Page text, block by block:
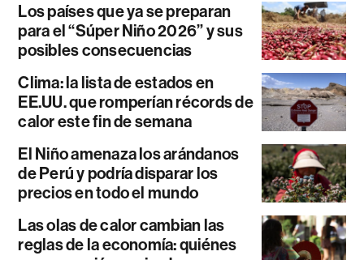
Los países que ya se preparan
para el “Súper Niño 2026” y sus
posibles consecuencias
Clima: la lista de estados en
EE.UU. que romperían récords de
calor este fin de semana
El Niño amenaza los arándanos
de Perú y podría disparar los
precios en todo el mundo
Las olas de calor cambian las
reglas de la economía: quiénes